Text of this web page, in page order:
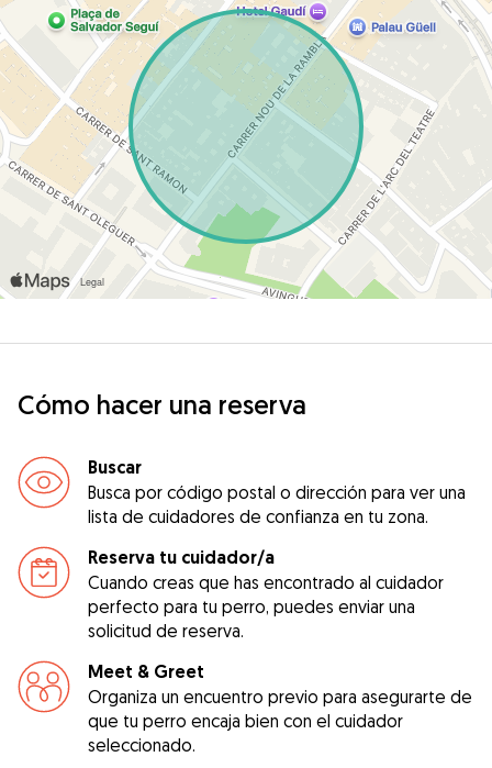
Cómo hacer una reserva
Buscar
Busca por código postal o dirección para ver una
lista de cuidadores de confianza en tu zona.
Reserva tu cuidador/a
Cuando creas que has encontrado al cuidador
perfecto para tu perro, puedes enviar una
solicitud de reserva.
Meet & Greet
Organiza un encuentro previo para asegurarte de
que tu perro encaja bien con el cuidador
seleccionado.